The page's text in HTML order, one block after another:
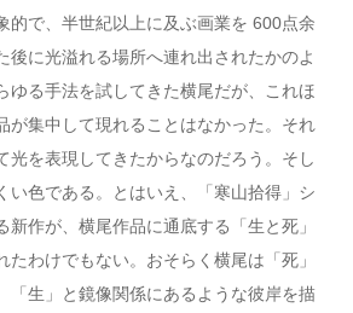
的で、半世紀以上に及ぶ画業を 600点余
後に光溢れる場所へ連れ出されたかのよ
ゆる手法を試してきた横尾だが、これほ
が集中して現れることはなかった。それ
光を表現してきたからなのだろう。そし
い色である。とはいえ、「寒山拾得」シ
新作が、横尾作品に通底する「生と死」
たわけでもない。おそらく横尾は「死」
「生」と鏡像関係にあるような彼岸を描